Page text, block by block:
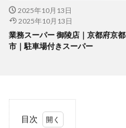
2025年10月13日
2025年10月13日
業務スーパー 御陵店｜京都府京都
市｜駐車場付きスーパー
目次